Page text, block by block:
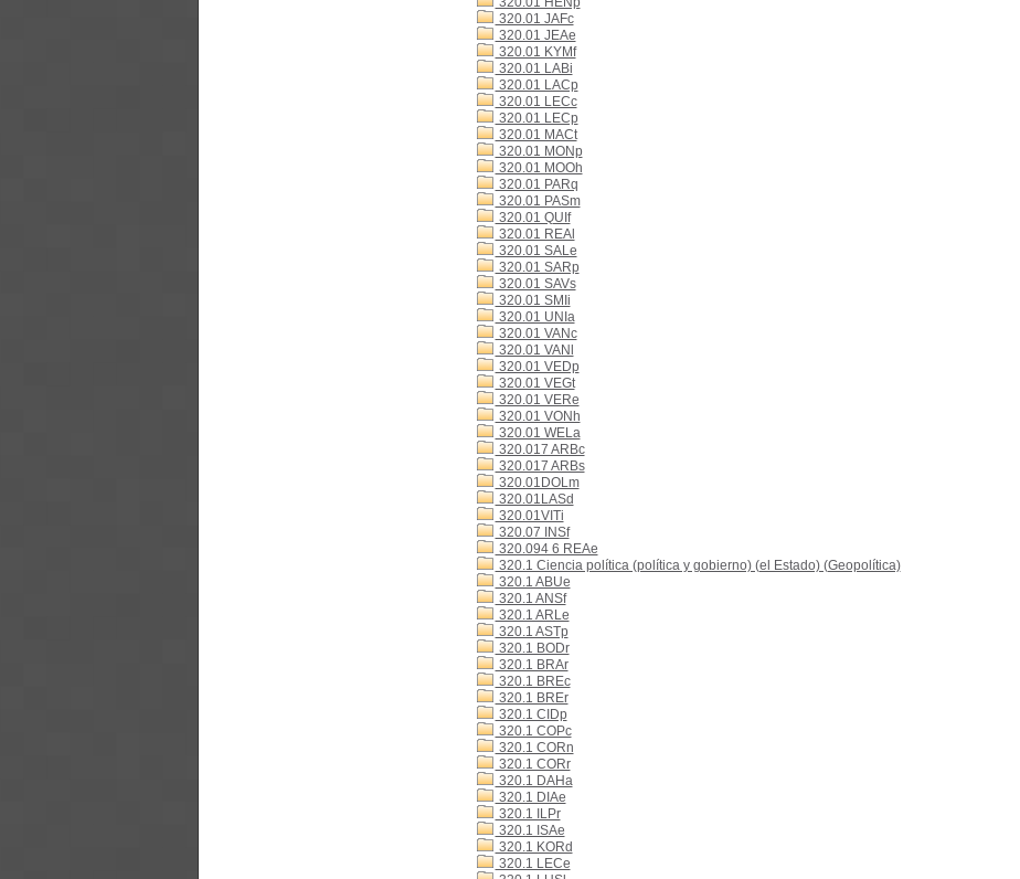
320.01 JAFc
320.01 JEAe
320.01 KYMf
320.01 LABi
320.01 LACp
320.01 LECc
320.01 LECp
320.01 MACt
320.01 MONp
320.01 MOOh
320.01 PARq
320.01 PASm
320.01 QUIf
320.01 REAl
320.01 SALe
320.01 SARp
320.01 SAVs
320.01 SMIi
320.01 UNIa
320.01 VANc
320.01 VANl
320.01 VEDp
320.01 VEGt
320.01 VERe
320.01 VONh
320.01 WELa
320.017 ARBc
320.017 ARBs
320.01DOLm
320.01LASd
320.01VITi
320.07 INSf
320.094 6 REAe
320.1 Ciencia política (política y gobierno) (el Estado) (Geopolítica)
320.1 ABUe
320.1 ANSf
320.1 ARLe
320.1 ASTp
320.1 BODr
320.1 BRAr
320.1 BREc
320.1 BREr
320.1 CIDp
320.1 COPc
320.1 CORn
320.1 CORr
320.1 DAHa
320.1 DIAe
320.1 ILPr
320.1 ISAe
320.1 KORd
320.1 LECe